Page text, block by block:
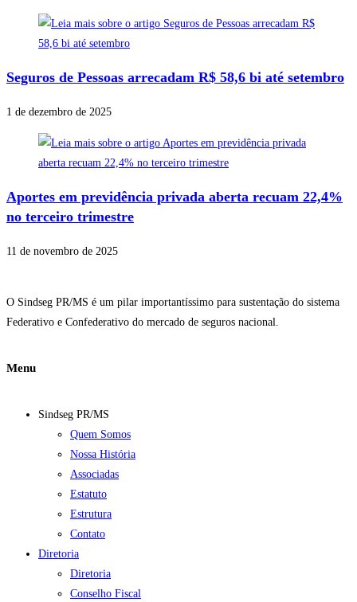
Seguros de Pessoas arrecadam R$ 58,6 bi até setembro
1 de dezembro de 2025
Aportes em previdência privada aberta recuam 22,4%
no terceiro trimestre
11 de novembro de 2025
O Sindseg PR/MS é um pilar importantíssimo para sustentação do sistema
Federativo e Confederativo do mercado de seguros nacional.
Menu
Sindseg PR/MS
Quem Somos
Nossa História
Associadas
Estatuto
Estrutura
Contato
Diretoria
Diretoria
Conselho Fiscal